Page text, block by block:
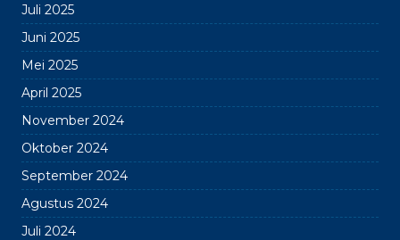
Juli 2025
Juni 2025
Mei 2025
April 2025
November 2024
Oktober 2024
September 2024
Agustus 2024
Juli 2024